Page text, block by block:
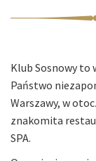
Klub Sosnowy to
Państwo
Warszawy, w
znakomita
SPA.